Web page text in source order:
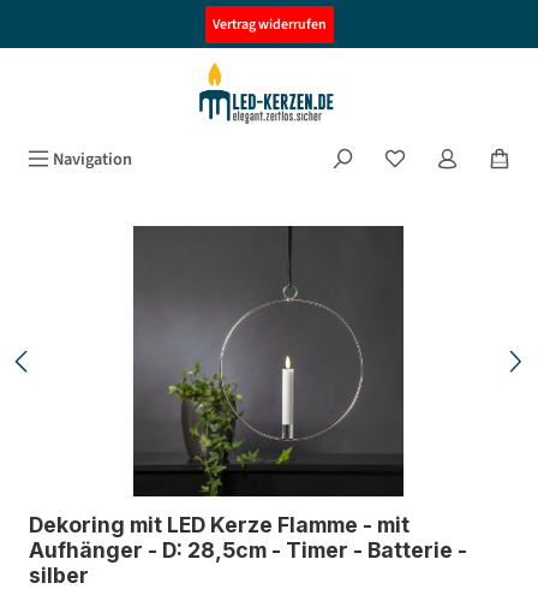
Vertrag widerrufen
Navigation
Dekoring mit LED Kerze Flamme - mit
Aufhänger - D: 28,5cm - Timer - Batterie -
silber